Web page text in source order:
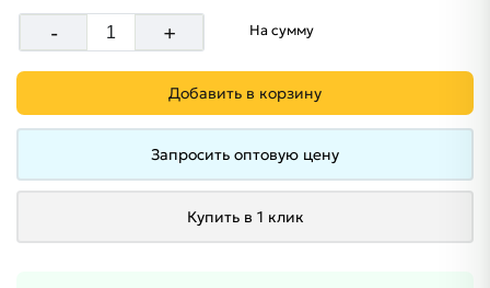
- + На сумму
Добавить в корзину
Запросить оптовую цену
Купить в 1 клик